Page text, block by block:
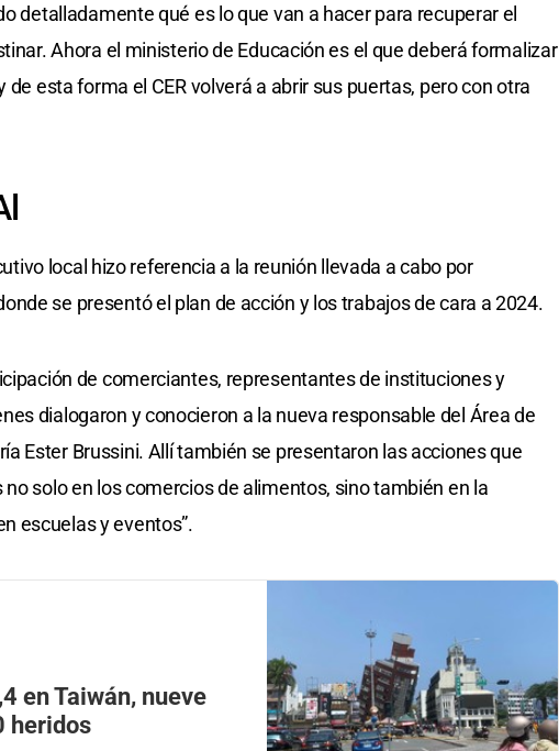
detalladamente qué es lo que van a hacer para recuperar el
Ahora el ministerio de Educación es el que deberá formalizar
de esta forma el CER volverá a abrir sus puertas, pero con otra
local hizo referencia a la reunión llevada a cabo por
se presentó el plan de acción y los trabajos de cara a 2024.
de comerciantes, representantes de instituciones y
dialogaron y conocieron a la nueva responsable del Área de
Ester Brussini. Allí también se presentaron las acciones que
solo en los comercios de alimentos, sino también en la
escuelas y eventos”.
en Taiwán, nueve
heridos